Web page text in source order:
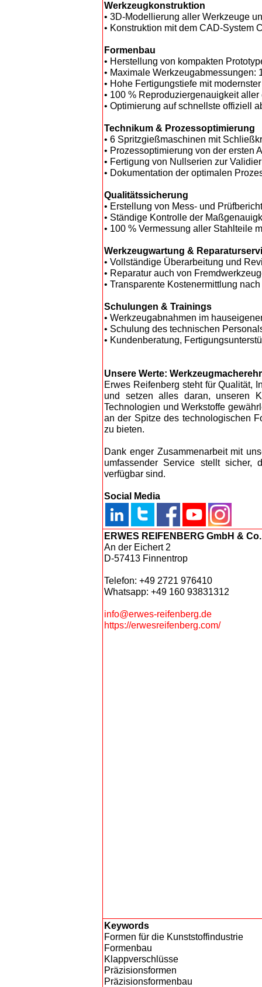
Werkzeugkonstruktion
• 3D-Modellierung aller Werkzeuge
• Konstruktion mit dem CAD-System
Formenbau
• Herstellung von kompakten
• Maximale Werkzeugabmessungen:
• Hohe Fertigungstiefe mit
• 100 % Reproduziergenauigkeit
• Optimierung auf schnellste offiziell
Technikum & Prozessoptimierung
• 6 Spritzgießmaschinen mit
• Prozessoptimierung von der ersten
• Fertigung von Nullserien zur
• Dokumentation der optimalen
Qualitätssicherung
• Erstellung von Mess- und
• Ständige Kontrolle der
• 100 % Vermessung aller Stahlteile
Werkzeugwartung &
• Vollständige Überarbeitung und
• Reparatur auch von
• Transparente Kostenermittlung
Schulungen & Trainings
• Werkzeugabnahmen im
• Schulung des technischen
• Kundenberatung,
Unsere Werte:
Erwes Reifenberg steht für Qualität,
und setzen alles daran, unseren
Technologien und Werkstoffe
an der Spitze des technologischen
zu bieten.
Dank enger Zusammenarbeit mit
umfassender Service stellt sicher,
verfügbar sind.
Social Media
ERWES REIFENBERG GmbH &
An der Eichert 2
D-57413 Finnentrop
Telefon: +49 2721 976410
Whatsapp: +49 160 93831312
info@erwes-reifenberg.de
https://erwesreifenberg.com/
Keywords
Formen für die Kunststoffindustrie
Formenbau
Klappverschlüsse
Präzisionsformen
Präzisionsformenbau